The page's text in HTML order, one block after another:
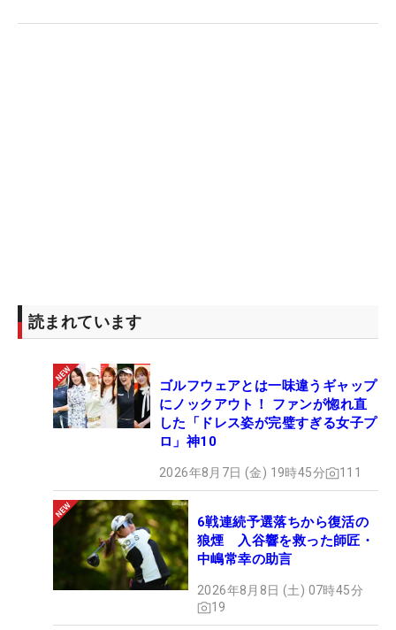
ですね」と返ってきた。「アプローチが嫌で休んだ
んですけど、考え方やなって思うようになって。克
服したいと思ってやっていたけど、今は『なってし
まったものは仕方ないから、考えすぎないようにし
よう』と考えが変わってきたし、同じような悩みを
抱えるいろんな人の話を聞いて、ちっちゃいことで
悩まんでもいいよなって」と現状を受け入れたこと
で、気持ちが変化した。
さらに、試合に出る意味についても言及する。「試
合に出てるときは『勝たないと』と思ってました。
読まれています
ゴルフウェアとは一味違うギャップ
にノックアウト！ ファンが惚れ直
した「ドレス姿が完璧すぎる女子プ
ロ」神10
2026年8月7日 (金) 19時45分 111
6戦連続予選落ちから復活の
狼煙 入谷響を救った師匠・
中嶋常幸の助言
2026年8月8日 (土) 07時45分
19